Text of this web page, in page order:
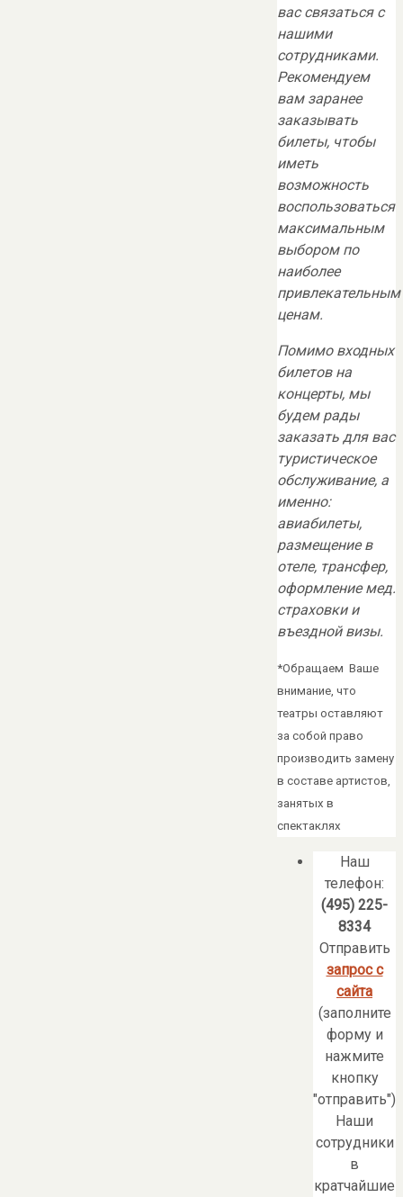
вас связаться с
нашими
сотрудниками.
Рекомендуем
вам заранее
заказывать
билеты, чтобы
иметь
возможность
воспользоваться
максимальным
выбором по
наиболее
привлекательным
ценам.
Помимо входных
билетов на
концерты, мы
будем рады
заказать для вас
туристическое
обслуживание, а
именно:
авиабилеты,
размещение в
отеле, трансфер,
оформление мед.
страховки и
въездной визы.
*Обращаем Ваше
внимание, что
театры оставляют
за собой право
производить замену
в составе артистов,
занятых в
спектаклях
Наш
телефон:
(495) 225-
8334
Отправить
запрос с
сайта
(заполните
форму и
нажмите
кнопку
"отправить")
Наши
сотрудники
в
кратчайшие